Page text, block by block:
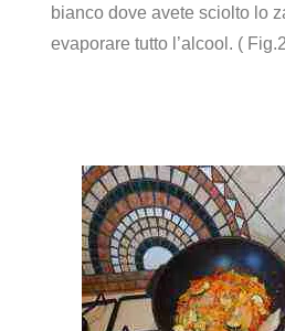
bianco dove avete sciolto lo
evaporare tutto l’alcool. (